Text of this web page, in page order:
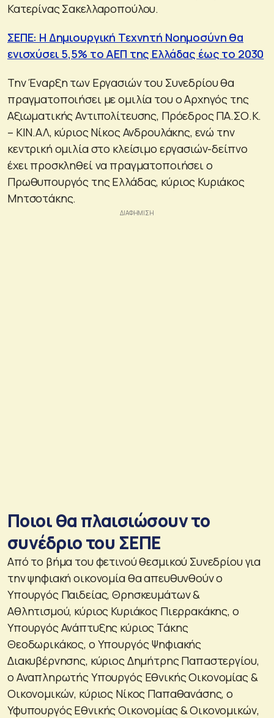
Κατερίνας Σακελλαροπούλου.
ΣΕΠΕ: Η Δημιουργική Τεχνητή Νοημοσύνη θα
ενισχύσει 5,5% το ΑΕΠ της Ελλάδας έως το 2030
Την Έναρξη των Εργασιών του Συνεδρίου θα
πραγματοποιήσει με ομιλία του ο Αρχηγός της
Αξιωματικής Αντιπολίτευσης, Πρόεδρος ΠΑ.ΣΟ.Κ.
– ΚΙΝ.ΑΛ, κύριος Νίκος Ανδρουλάκης, ενώ την
κεντρική ομιλία στο κλείσιμο εργασιών-δείπνο
έχει προσκληθεί να πραγματοποιήσει ο
Πρωθυπουργός της Ελλάδας, κύριος Κυριάκος
Μητσοτάκης.
Ποιοι θα πλαισιώσουν το
συνέδριο του ΣΕΠΕ
Από το βήμα του φετινού θεσμικού Συνεδρίου για
την ψηφιακή οικονομία θα απευθυνθούν ο
Υπουργός Παιδείας, Θρησκευμάτων &
Αθλητισμού, κύριος Κυριάκος Πιερρακάκης, ο
Υπουργός Ανάπτυξης κύριος Τάκης
Θεοδωρικάκος, ο Υπουργός Ψηφιακής
Διακυβέρνησης, κύριος Δημήτρης Παπαστεργίου,
ο Αναπληρωτής Υπουργός Εθνικής Οικονομίας &
Οικονομικών, κύριος Νίκος Παπαθανάσης, ο
Υφυπουργός Εθνικής Οικονομίας & Οικονομικών,